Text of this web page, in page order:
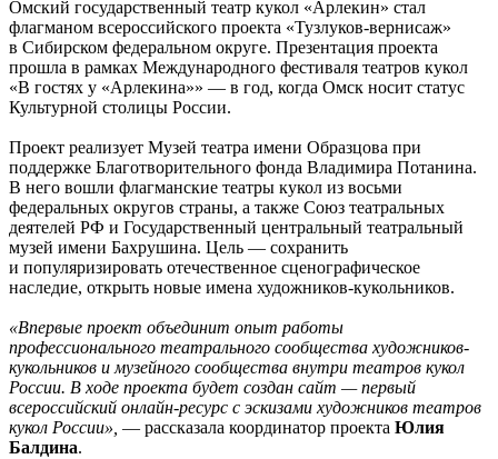
Омский государственный театр кукол «Арлекин» стал
флагманом всероссийского проекта «Тузлуков-вернисаж»
в Сибирском федеральном округе. Презентация проекта
прошла в рамках Международного фестиваля театров кукол
«В гостях у «Арлекина»» — в год, когда Омск носит статус
Культурной столицы России.
Проект реализует Музей театра имени Образцова при
поддержке Благотворительного фонда Владимира Потанина.
В него вошли флагманские театры кукол из восьми
федеральных округов страны, а также Союз театральных
деятелей РФ и Государственный центральный театральный
музей имени Бахрушина. Цель — сохранить
и популяризировать отечественное сценографическое
наследие, открыть новые имена художников-кукольников.
«Впервые проект объединит опыт работы
профессионального театрального сообщества художников-
кукольников и музейного сообщества внутри театров кукол
России. В ходе проекта будет создан сайт — первый
всероссийский онлайн-ресурс с эскизами художников театров
кукол России», — рассказала координатор проекта Юлия
Балдина.